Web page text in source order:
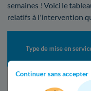
Continuer sans accepter
semaines ! Voici le
relatifs à l'intervention
Type de mise en
Changement de